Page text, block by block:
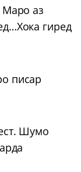
аз
гиред
писар
Шумо